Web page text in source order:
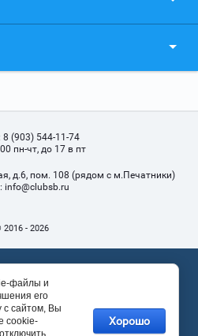
8 (903) 544-11-74
пн-чт, до 17 в пт
д.6, пом. 108 (рядом с м.Печатники)
info@clubsb.ru
2016 - 2026
файлы и
его
с сайтом, Вы
cookie-
Хорошо